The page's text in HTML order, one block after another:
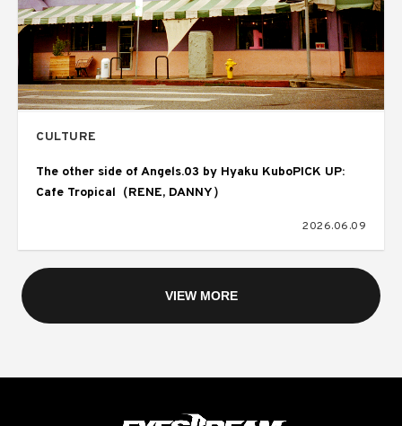
CULTURE
The other side of Angels.03 by Hyaku KuboPICK UP:
Cafe Tropical（RENE, DANNY）
2026.06.09
VIEW MORE